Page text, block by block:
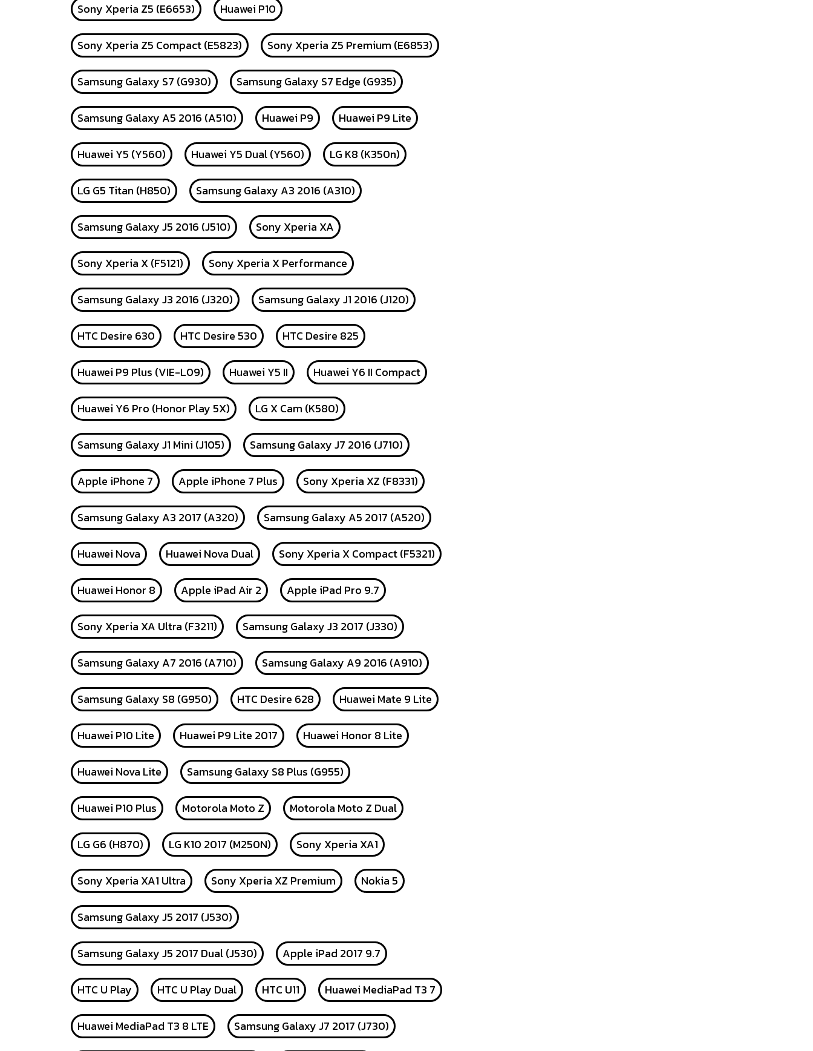
Sony Xperia Z5 (E6653) Huawei P10
Sony Xperia Z5 Compact (E5823) Sony Xperia Z5 Premium (E6853)
Samsung Galaxy S7 (G930) Samsung Galaxy S7 Edge (G935)
Samsung Galaxy A5 2016 (A510) Huawei P9 Huawei P9 Lite
Huawei Y5 (Y560) Huawei Y5 Dual (Y560) LG K8 (K350n)
LG G5 Titan (H850) Samsung Galaxy A3 2016 (A310)
Samsung Galaxy J5 2016 (J510) Sony Xperia XA
Sony Xperia X (F5121) Sony Xperia X Performance
Samsung Galaxy J3 2016 (J320) Samsung Galaxy J1 2016 (J120)
HTC Desire 630 HTC Desire 530 HTC Desire 825
Huawei P9 Plus (VIE-L09) Huawei Y5 II Huawei Y6 II Compact
Huawei Y6 Pro (Honor Play 5X) LG X Cam (K580)
Samsung Galaxy J1 Mini (J105) Samsung Galaxy J7 2016 (J710)
Apple iPhone 7 Apple iPhone 7 Plus Sony Xperia XZ (F8331)
Samsung Galaxy A3 2017 (A320) Samsung Galaxy A5 2017 (A520)
Huawei Nova Huawei Nova Dual Sony Xperia X Compact (F5321)
Huawei Honor 8 Apple iPad Air 2 Apple iPad Pro 9.7
Sony Xperia XA Ultra (F3211) Samsung Galaxy J3 2017 (J330)
Samsung Galaxy A7 2016 (A710) Samsung Galaxy A9 2016 (A910)
Samsung Galaxy S8 (G950) HTC Desire 628 Huawei Mate 9 Lite
Huawei P10 Lite Huawei P9 Lite 2017 Huawei Honor 8 Lite
Huawei Nova Lite Samsung Galaxy S8 Plus (G955)
Huawei P10 Plus Motorola Moto Z Motorola Moto Z Dual
LG G6 (H870) LG K10 2017 (M250N) Sony Xperia XA1
Sony Xperia XA1 Ultra Sony Xperia XZ Premium Nokia 5
Samsung Galaxy J5 2017 (J530)
Samsung Galaxy J5 2017 Dual (J530) Apple iPad 2017 9.7
HTC U Play HTC U Play Dual HTC U11 Huawei MediaPad T3 7
Huawei MediaPad T3 8 LTE Samsung Galaxy J7 2017 (J730)